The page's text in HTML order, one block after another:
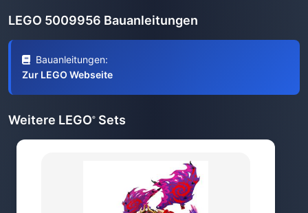
LEGO 5009956 Bauanleitungen
Bauanleitungen:
Zur LEGO Webseite
Weitere LEGO® Sets